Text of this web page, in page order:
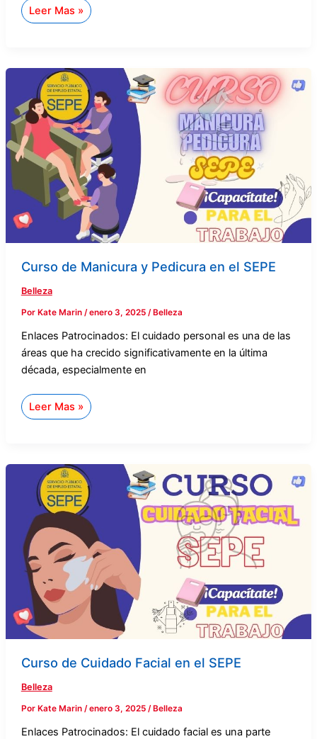
Leer Mas »
Curso de Manicura y Pedicura en el SEPE
Belleza
Por Kate Marin /enero 3, 2025 / Belleza
Enlaces Patrocinados: El cuidado personal es una de las
áreas que ha crecido significativamente en la última
década, especialmente en
Curso
de
Manicura
y
Pedicura
en
el
SEPE
Leer Mas »
Curso de Cuidado Facial en el SEPE
Belleza
Por Kate Marin /enero 3, 2025 / Belleza
Enlaces Patrocinados: El cuidado facial es una parte
Curso
de
Cuidado
Facial
en
el
SEPE